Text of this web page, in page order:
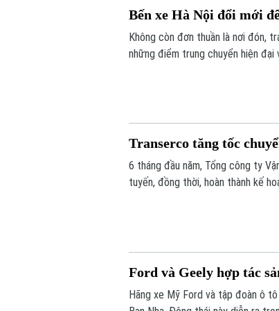
Bến xe Hà Nội đổi mới
Không còn đơn thuần là nơi đón,
những điểm trung chuyển hiện
Transerco tăng tốc
6 tháng đầu năm, Tổng công ty
tuyến, đồng thời, hoàn thành kế
Ford và Geely hợp tác
Hãng xe Mỹ Ford và tập đoàn ô